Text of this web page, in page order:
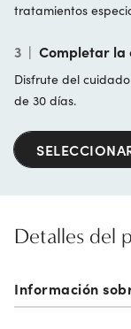
tratamientos
3 | Completar la
Disfrute del
de 30 días.
Detalles del
Información